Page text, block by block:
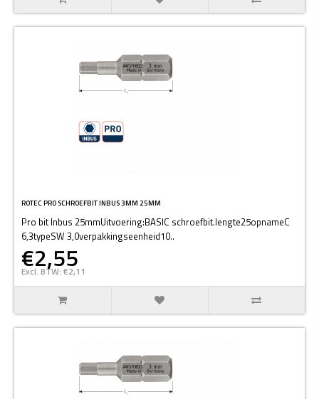
ROTEC PRO SCHROEFBIT INBUS 3MM 25MM
Pro bit Inbus 25mmUitvoering:BASIC schroefbit.lengte25opnameC
6,3typeSW 3,0verpakkingseenheid10..
€2,55
Excl. BTW: €2,11